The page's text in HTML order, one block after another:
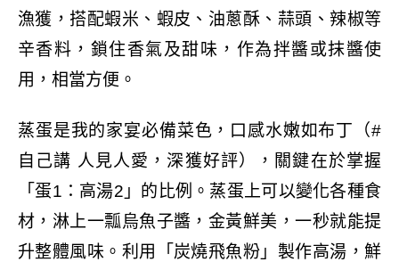
漁獲，搭配蝦米、蝦皮、油蔥酥、蒜頭、辣椒等
辛香料，鎖住香氣及甜味，作為拌醬或抹醬使
用，相當方便。
蒸蛋是我的家宴必備菜色，口感水嫩如布丁（#
自己講 人見人愛，深獲好評），關鍵在於掌握
「蛋1 ：高湯2 」的比例。蒸蛋上可以變化各種食
材，淋上一瓢烏魚子醬，金黃鮮美，一秒就能提
升整體風味。利用「炭燒飛魚粉」製作高湯，鮮